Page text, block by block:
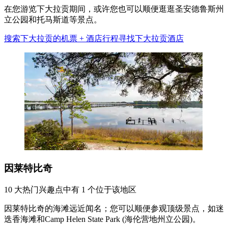
在您游览下大拉贡期间，或许您也可以顺便逛逛圣安德鲁斯州
立公园和托马斯道等景点。
搜索下大拉贡的机票 + 酒店行程寻找下大拉贡酒店
因莱特比奇
10 大热门兴趣点中有 1 个位于该地区
因莱特比奇的海滩远近闻名；您可以顺便参观顶级景点，如迷
迭香海滩和Camp Helen State Park (海伦营地州立公园)。